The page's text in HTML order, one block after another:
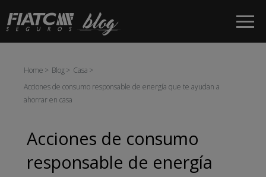
Saltar al contenido principal
Home Blog
Casa
Acciones de consumo responsable de energía que te ayudan a
ahorrar en casa
Acciones de consumo
responsable de energía